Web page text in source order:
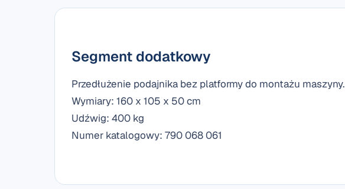
Segment dodatkowy
Przedłużenie podajnika bez platformy do montażu maszyny.
Wymiary: 160 x 105 x 50 cm
Udźwig: 400 kg
Numer katalogowy: 790 068 061